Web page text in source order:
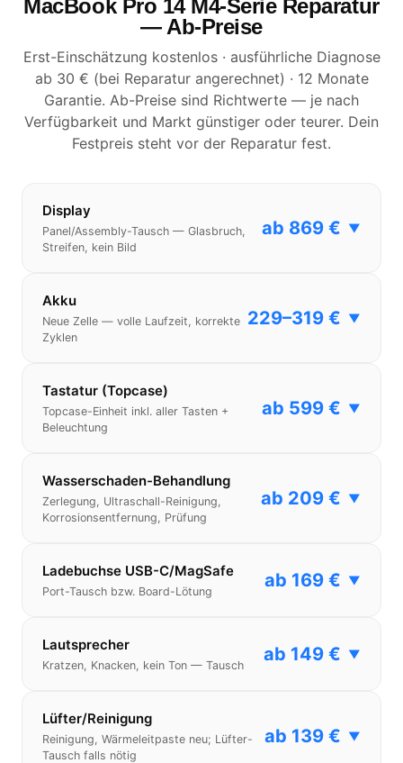
MacBook Pro 14 M4-Serie Reparatur
— Ab-Preise
Erst-Einschätzung kostenlos · ausführliche Diagnose
ab 30 € (bei Reparatur angerechnet) · 12 Monate
Garantie. Ab-Preise sind Richtwerte — je nach
Verfügbarkeit und Markt günstiger oder teurer. Dein
Festpreis steht vor der Reparatur fest.
Display
Panel/Assembly-Tausch — Glasbruch,
Streifen, kein Bild
ab 869 € ▼
Akku
Neue Zelle — volle Laufzeit, korrekte
Zyklen
229–319 € ▼
Tastatur (Topcase)
Topcase-Einheit inkl. aller Tasten +
Beleuchtung
ab 599 € ▼
Wasserschaden-Behandlung
Zerlegung, Ultraschall-Reinigung,
Korrosionsentfernung, Prüfung
ab 209 € ▼
Ladebuchse USB-C/MagSafe
Port-Tausch bzw. Board-Lötung
ab 169 € ▼
Lautsprecher
Kratzen, Knacken, kein Ton — Tausch
ab 149 € ▼
Lüfter/Reinigung
Reinigung, Wärmeleitpaste neu; Lüfter-
Tausch falls nötig
ab 139 € ▼